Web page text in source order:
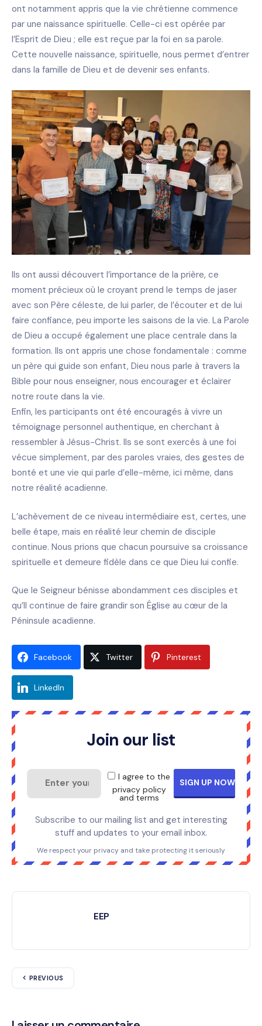
ont notamment appris que la vie chrétienne commence
par une naissance spirituelle. Celle-ci est opérée par
l’Esprit de Dieu ; elle est reçue par la foi en sa parole.
Cette nouvelle naissance, spirituelle, nous permet d’entrer
dans la famille de Dieu et de devenir ses enfants.
Ils ont aussi découvert l’importance de la prière, ce
moment précieux où le croyant prend le temps de jaser
avec son Père céleste, de lui parler, de l’écouter et de lui
faire confiance, peu importe les saisons de la vie. La Parole
de Dieu a occupé également une place centrale dans la
formation. Ils ont appris une chose fondamentale : comme
un père qui guide son enfant, Dieu nous parle à travers la
Bible pour nous enseigner, nous encourager et éclairer
notre route dans la vie.
Enfin, les participants ont été encouragés à vivre un
témoignage personnel authentique, en cherchant à
ressembler à Jésus-Christ. Ils se sont exercés à une foi
vécue simplement, par des paroles vraies, des gestes de
bonté et une vie qui parle d’elle-même, ici même, dans
notre réalité acadienne.
L’achèvement de ce niveau intermédiaire est, certes, une
belle étape, mais en réalité leur chemin de disciple
continue. Nous prions que chacun poursuive sa croissance
spirituelle et demeure fidèle dans ce que Dieu lui confie.
Que le Seigneur bénisse abondamment ces disciples et
qu’Il continue de faire grandir son Église au cœur de la
Péninsule acadienne.
Facebook Twitter Pinterest
LinkedIn
Join our list
I agree to the
privacy policy
and terms
Subscribe to our mailing list and get interesting
stuff and updates to your email inbox.
We respect your privacy and take protecting it seriously
EEP
PREVIOUS